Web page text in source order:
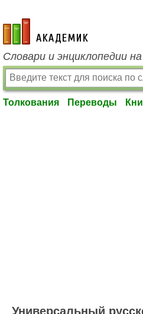
academic.ru
Словари и энциклопедии
Толкования Переводы
Универсальный